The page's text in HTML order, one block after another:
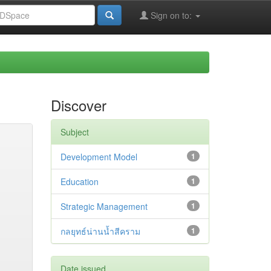
Sign on to:
Discover
Subject
1
Development Model
1
Education
1
Strategic Management
1
กลยุทธ์น่านน้ำสีคราม
Date issued